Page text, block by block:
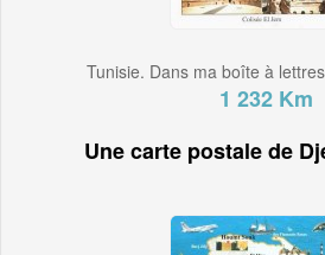
Tunisie. Dans ma boîte à
1 232 Km
Une carte postale de